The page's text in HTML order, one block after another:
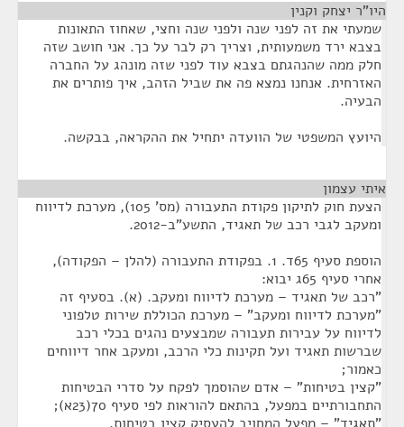
היו"ר יצחק וקנין
שמעתי את זה לפני שנה ולפני שנה וחצי, שאחוז התאונות
בצבא ירד משמעותית, וצריך רק לבר על כך. אני חושב שזה
חלק ממה שהנהגתם בצבא עוד לפני שזה מונהג על החברה
האזרחית. אנחנו נמצא פה את שביל הזהב, איך פותרים את
הבעיה.
היועץ המשפטי של הוועדה יתחיל את ההקראה, בבקשה.
איתי עצמון
הצעת חוק לתיקון פקודת התעבורה (מס' 105), מערכת לדיווח
ומעקב לגבי רכב של תאגיד, התשע"ב-2012.
הוספת סעיף 65ד. 1. בפקודת התעבורה‏ (להלן – הפקודה),
אחרי סעיף 65ג יבוא:
"רכב של תאגיד – מערכת לדיווח ומעקב. (א). בסעיף זה
"מערכת לדיווח ומעקב" – מערכת הכוללת שירות טלפוני
לדיווח על עבירות תעבורה שמבצעים נהגים בכלי רכב
שברשות תאגיד ועל תקינות כלי הרכב, ומעקב אחר דיווחים
כאמור;
"קצין בטיחות" – אדם שהוסמך לפקח על סדרי הבטיחות
התחבורתיים במפעל, בהתאם להוראות לפי סעיף 70(23א);